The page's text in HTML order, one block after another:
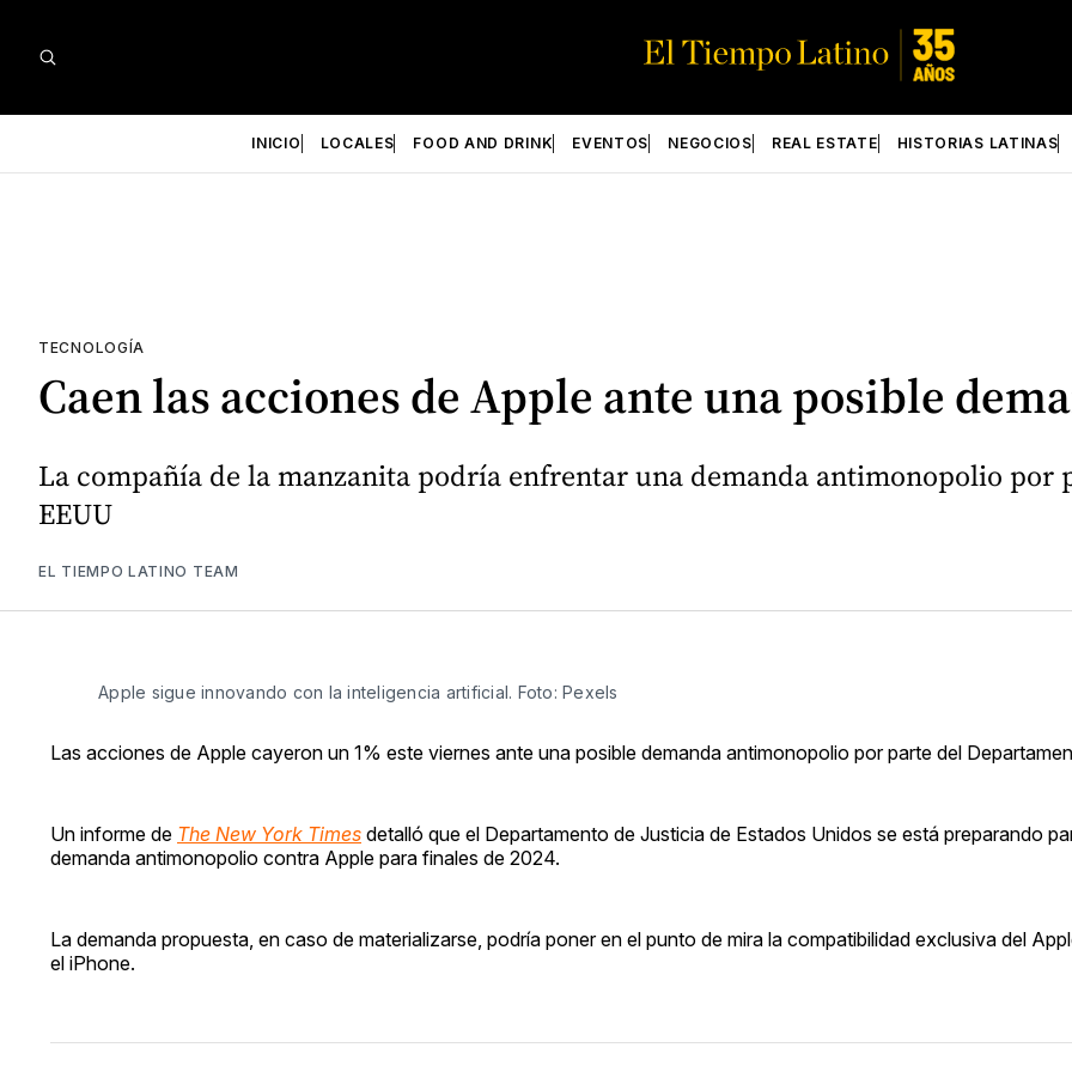
INICIO LOCALES FOOD AND DRINK EVENTOS NEGOCIOS REAL ESTATE HISTORIAS LATINAS
TECNOLOGÍA
Caen las acciones de Apple ante una posible
La compañía de la manzanita podría enfrentar una demanda antimonopolio por
EEUU
EL TIEMPO LATINO TEAM
Apple sigue innovando con la inteligencia artificial. Foto: Pexels
Las acciones de Apple cayeron un 1% este viernes ante una posible demanda antimonopolio por parte del
Un informe de The New York Times detalló que el Departamento de Justicia de Estados Unidos se está preparando
demanda antimonopolio contra Apple para finales de 2024.
La demanda propuesta, en caso de materializarse, podría poner en el punto de mira la compatibilidad exclusiva del
el iPhone.